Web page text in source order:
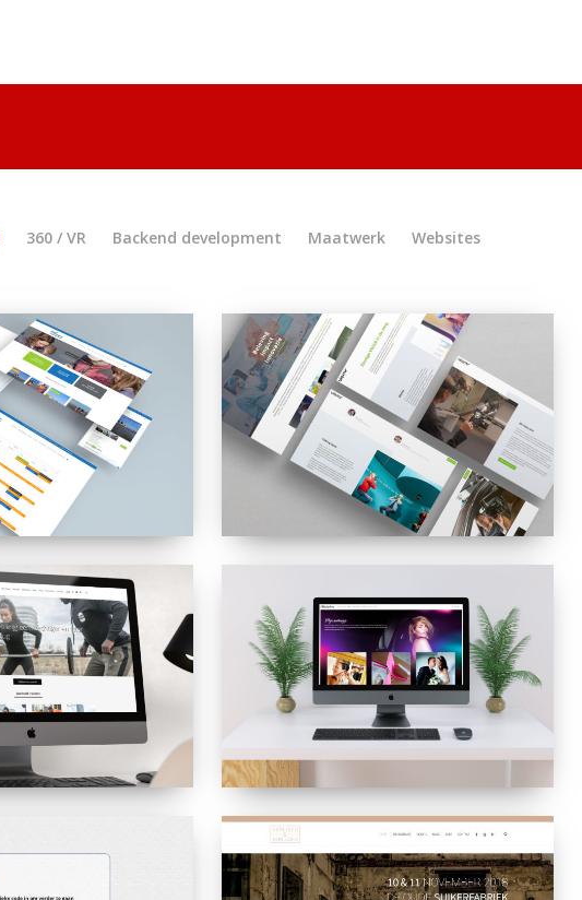
360 / VR Backend development Maatwerk Websites
VIEMR
Vogelzang
Fotografie
Verliefd
en
Verloofd